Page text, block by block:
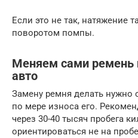
Если это не так, натяжение
поворотом помпы.
Меняем сами ремень
авто
Замену ремня делать нужно
по мере износа его.
через 30-40 тысяч пробега
ориентироваться не на